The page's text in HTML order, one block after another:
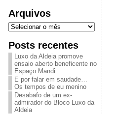
Arquivos
Arquivos
Posts recentes
Luxo da Aldeia promove
ensaio aberto beneficente no
Espaço Mandi
E por falar em saudade…
Os tempos de eu menino
Desabafo de um ex-
admirador do Bloco Luxo da
Aldeia